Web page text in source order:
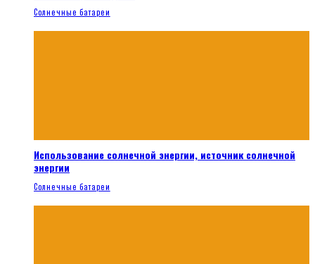
Солнечные батареи
Использование солнечной энергии, источник солнечной
энергии
Солнечные батареи